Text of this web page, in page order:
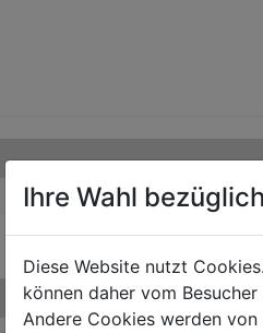
Ihre Wahl
Diese Website nutzt
können daher vom
Andere Cookies werden